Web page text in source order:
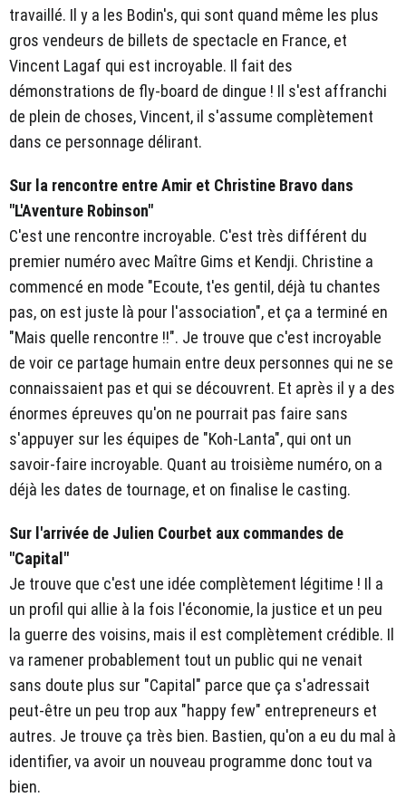
travaillé. Il y a les Bodin's, qui sont quand même les plus
gros vendeurs de billets de spectacle en France, et
Vincent Lagaf qui est incroyable. Il fait des
démonstrations de fly-board de dingue ! Il s'est affranchi
de plein de choses, Vincent, il s'assume complètement
dans ce personnage délirant.
Sur la rencontre entre Amir et Christine Bravo dans
"L'Aventure Robinson"
C'est une rencontre incroyable. C'est très différent du
premier numéro avec Maître Gims et Kendji. Christine a
commencé en mode "Ecoute, t'es gentil, déjà tu chantes
pas, on est juste là pour l'association", et ça a terminé en
"Mais quelle rencontre !!". Je trouve que c'est incroyable
de voir ce partage humain entre deux personnes qui ne se
connaissaient pas et qui se découvrent. Et après il y a des
énormes épreuves qu'on ne pourrait pas faire sans
s'appuyer sur les équipes de "Koh-Lanta", qui ont un
savoir-faire incroyable. Quant au troisième numéro, on a
déjà les dates de tournage, et on finalise le casting.
Sur l'arrivée de Julien Courbet aux commandes de
"Capital"
Je trouve que c'est une idée complètement légitime ! Il a
un profil qui allie à la fois l'économie, la justice et un peu
la guerre des voisins, mais il est complètement crédible. Il
va ramener probablement tout un public qui ne venait
sans doute plus sur "Capital" parce que ça s'adressait
peut-être un peu trop aux "happy few" entrepreneurs et
autres. Je trouve ça très bien. Bastien, qu'on a eu du mal à
identifier, va avoir un nouveau programme donc tout va
bien.